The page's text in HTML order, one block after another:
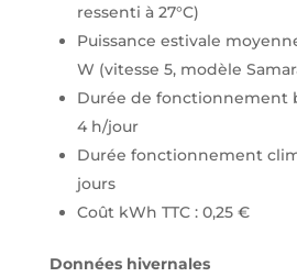
ressenti à 27°C)
Puissance estivale
W (vitesse 5, modèle
Durée de fonctionnement
4 h/jour
Durée fonctionnement
jours
Coût kWh TTC : 0,25 €
Données hivernales